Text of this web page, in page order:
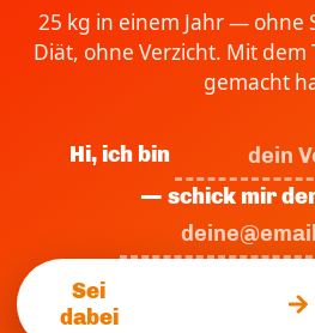
25 kg in einem Jahr — ohne
Diät, ohne Verzicht. Mit dem
gemacht
Hi, ich bin
— schick mir
Sei
dabei